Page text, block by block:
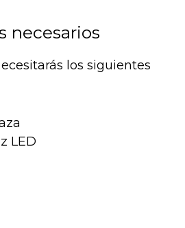
necesarios
los siguientes
LED